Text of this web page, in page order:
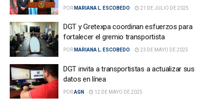
POR MARIANA L. ESCOBEDO 21 DE JULIO DE 2025
DGT y Gretexpa coordinan esfuerzos para
fortalecer el gremio transportista
POR MARIANA L. ESCOBEDO 23 DE MAYO DE 2025
DGT invita a transportistas a actualizar sus
datos en línea
PORAGN 12 DE MAYO DE 2025